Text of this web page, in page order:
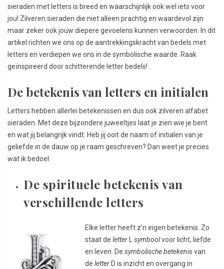
sieraden met letters is breed en waarschijnlijk ook wel iets voor
jou! Zilveren sieraden die niet alleen prachtig en waardevol zijn
maar zeker ook jouw diepere gevoelens kunnen verwoorden. In dit
artikel richten we ons op de aantrekkingskracht van bedels met
letters en verdiepen we ons in de symbolische waarde. Raak
geïnspireerd door schitterende letter bedels!
De betekenis van letters en initialen
Letters hebben allerlei betekenissen en dus ook zilveren alfabet
sieraden. Met deze bijzondere juweeltjes laat je zien wie je bent
en wat jij belangrijk vindt. Heb jij ooit de naam of initialen van je
geliefde in de dauw op je raam geschreven? Dan weet je precies
wat ik bedoel.
De spirituele betekenis van
verschillende letters
Elke letter heeft z’n eigen betekenis. Zo
staat de letter symboolvoor licht, liefde
en leven. De symbolische betekenisvan
de letter D is inzicht en overgang in